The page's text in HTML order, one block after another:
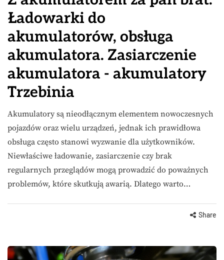
Ładowarki do
akumulatorów, obsługa
akumulatora. Zasiarczenie
akumulatora - akumulatory
Trzebinia
Akumulatory są nieodłącznym elementem nowoczesnych
pojazdów oraz wielu urządzeń, jednak ich prawidłowa
obsługa często stanowi wyzwanie dla użytkowników.
Niewłaściwe ładowanie, zasiarczenie czy brak
regularnych przeglądów mogą prowadzić do poważnych
problemów, które skutkują awarią. Dlatego warto…
Share